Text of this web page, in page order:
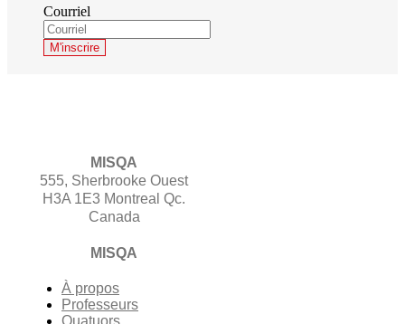
Courriel
MISQA
555, Sherbrooke Ouest
H3A 1E3 Montreal Qc.
Canada
MISQA
À propos
Professeurs